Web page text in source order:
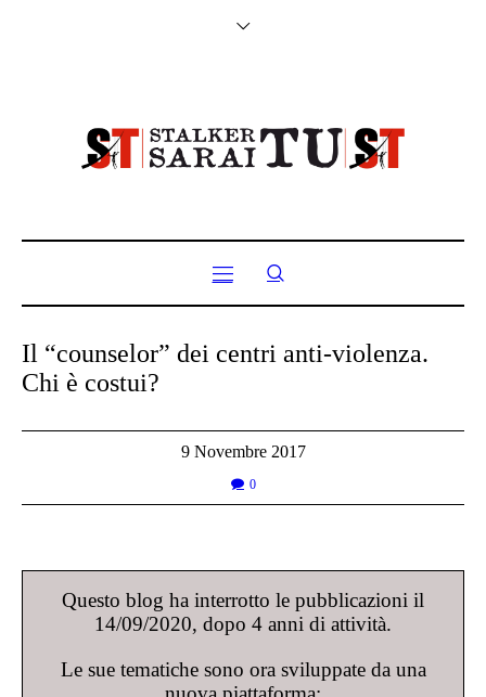
Il “counselor” dei centri anti-violenza.
Chi è costui?
9 Novembre 2017
0
Questo blog ha interrotto le pubblicazioni il
14/09/2020, dopo 4 anni di attività.
Le sue tematiche sono ora sviluppate da una